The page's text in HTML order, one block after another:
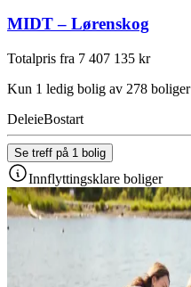
MIDT – Lørenskog
Totalpris fra 7 407 135 kr
Kun 1 ledig bolig av 278 boliger
DeleieBostart
Se treff på 1 bolig
Innflyttingsklare boliger